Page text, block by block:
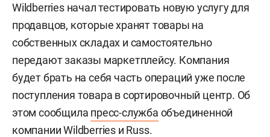
Wildberries начал тестировать новую услугу для
продавцов, которые хранят товары на
собственных складах и самостоятельно
передают заказы маркетплейсу. Компания
будет брать на себя часть операций уже после
поступления товара в сортировочный центр. Об
этом сообщила пресс-служба объединенной
компании Wildberries и Russ.